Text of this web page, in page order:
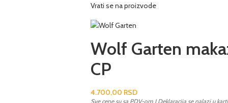
Vrati se na proizvode
Wolf Garten
CP
4.700,00 RSD
Sve cene su sa PDV-om I Deklaracija se nalazi u